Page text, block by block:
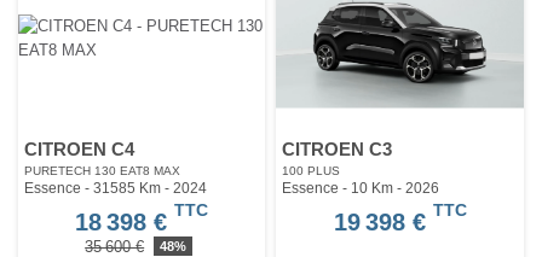
CITROEN C4
PURETECH 130 EAT8 MAX
Essence - 31585 Km - 2024
18 398 € TTC
35 600 € 48%
CITROEN C3
100 PLUS
Essence - 10 Km- 2026
19 398 € TTC